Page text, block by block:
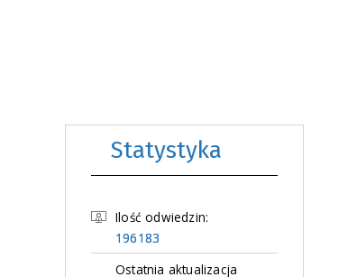
Statystyka
Ilość odwiedzin:
196183
Ostatnia aktualizacja